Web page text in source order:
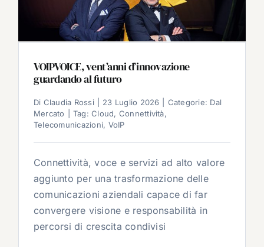
VOIPVOICE, vent’anni d’innovazione
guardando al futuro
Di Claudia Rossi 23 Luglio 2026 Categorie: Dal
Mercato
Tag:Cloud, Connettività,
Telecomunicazioni, VoIP
Connettività, voce e servizi ad alto valore
aggiunto per una trasformazione delle
comunicazioni aziendali capace di far
convergere visione e responsabilità in
percorsi di crescita condivisi